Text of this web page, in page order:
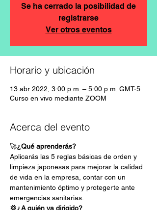
Se ha cerrado la posibilidad de
registrarse
Ver otros eventos
Horario y ubicación
13 abr 2022, 3:00 p.m. – 5:00 p.m. GMT-5
Curso en vivo mediante ZOOM
Acerca del evento
🚀¿Qué aprenderás?
Aplicarás las 5 reglas básicas de orden y
limpieza japonesas para mejorar la calidad
de vida en la empresa, contar con un
mantenimiento óptimo y protegerte ante
emergencias sanitarias.
💢¿A quién va dirigido?